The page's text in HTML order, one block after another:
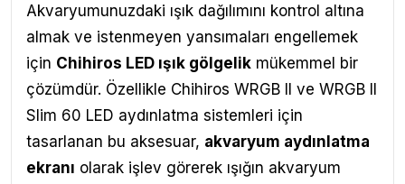
Akvaryumunuzdaki ışık dağılımını kontrol altına
almak ve istenmeyen yansımaları engellemek
için Chihiros LED ışık gölgelik mükemmel bir
çözümdür. Özellikle Chihiros WRGB II ve WRGB II
Slim 60 LED aydınlatma sistemleri için
tasarlanan bu aksesuar, akvaryum aydınlatma
ekranı olarak işlev görerek ışığın akvaryum